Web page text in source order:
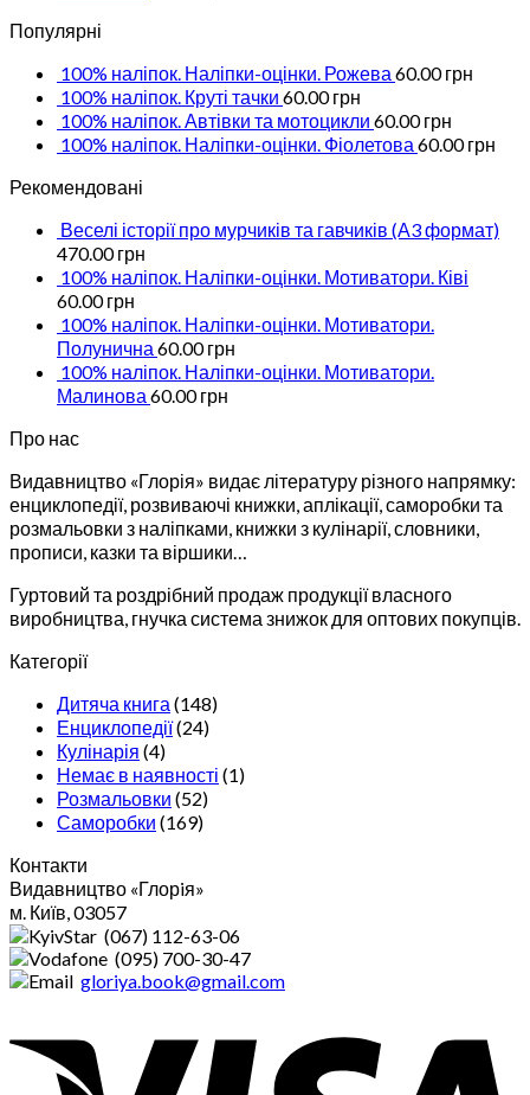
Популярні
100% наліпок. Наліпки-оцінки. Рожева 60.00грн
100% наліпок. Круті тачки 60.00грн
100% наліпок. Автівки та мотоцикли 60.00грн
100% наліпок. Наліпки-оцінки. Фіолетова 60.00грн
Рекомендовані
Веселі історії про мурчиків та гавчиків (А3 формат)
470.00грн
100% наліпок. Наліпки-оцінки. Мотиватори. Ківі
60.00грн
100% наліпок. Наліпки-оцінки. Мотиватори.
Полунична 60.00грн
100% наліпок. Наліпки-оцінки. Мотиватори.
Малинова 60.00грн
Про нас
Видавництво «Глорія» видає літературу різного напрямку:
енциклопедії, розвиваючі книжки, аплікації, саморобки та
розмальовки з наліпками, книжки з кулінарії, словники,
прописи, казки та віршики…
Гуртовий та роздрібний продаж продукції власного
виробництва, гнучка система знижок для оптових покупців.
Категорії
Дитяча книга (148)
Енциклопедії(24)
Кулінарія (4)
Немає в наявності (1)
Розмальовки (52)
Саморобки (169)
Контакти
Видавництво «Глорiя»
м. Київ, 03057
(067) 112-63-06
(095) 700-30-47
gloriya.book@gmail.com